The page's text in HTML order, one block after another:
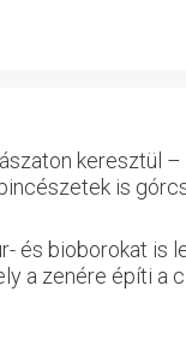
keresztül
is
és bioborokat is
a zenére építi